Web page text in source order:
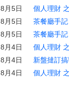
8月5日
8月5日
8月5日
8月4日
8月4日
8月4日
個人理財
茶餐廳手記
茶餐廳手記
個人理財
新盤撻訂
個人理財